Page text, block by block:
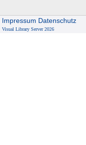
Impressum Datenschutz
Visual Library Server 2026